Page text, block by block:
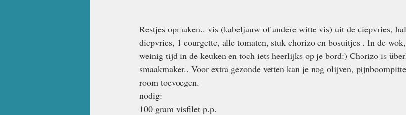
Restjes opmaken.. vis (kabeljauw of andere witte vis) uit de diepvries,
diepvries, 1 courgette, alle tomaten, stuk chorizo en bosuitjes.. In de
weinig tijd in de keuken en toch iets heerlijks op je bord:) Chorizo is
smaakmaker.. Voor extra gezonde vetten kan je nog olijven,
room toevoegen.
nodig:
100 gram visfilet p.p.